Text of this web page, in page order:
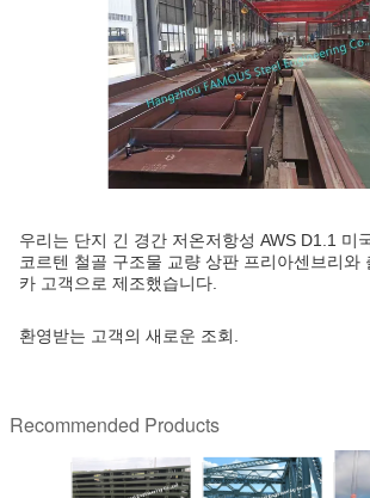
우리는 단지 긴 경간 저온저항성 AWS D1.1 미
코르텐 철골 구조물 교량 상판 프리아센브리와
카 고객으로 제조했습니다.
환영받는 고객의 새로운 조회.
Recommended Products